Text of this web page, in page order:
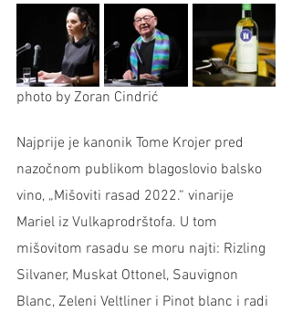
photo by Zoran Cindrić
Najprije je kanonik Tome Krojer pred
nazočnom publikom blagoslovio balsko
vino, „Mišoviti rasad 2022.“ vinarije
Mariel iz Vulkaprodrštofa. U tom
mišovitom rasadu se moru najti: Rizling
Silvaner, Muskat Ottonel, Sauvignon
Blanc, Zeleni Veltliner i Pinot blanc i radi